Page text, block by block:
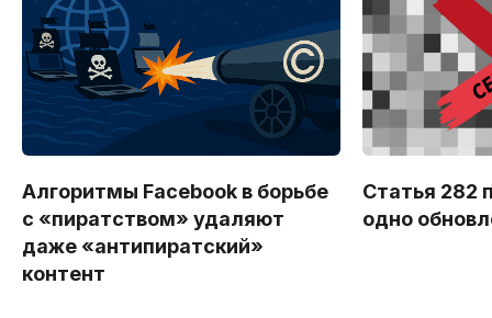
Алгоритмы Facebook в борьбе
с «пиратством» удаляют
даже «антипиратский»
контент
Статья 282
одно